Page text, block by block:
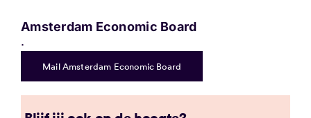
Amsterdam Economic Board
.
Mail Amsterdam Economic Board